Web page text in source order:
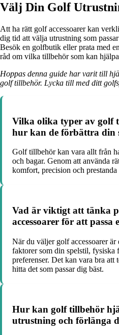
Välj Din Golf
Att ha rätt golf accessoarer kan
dig tid att välja utrustning som
Besök en golfbutik eller prata med
råd om vilka tillbehör som kan
Hoppas denna guide har varit till
golf tillbehör. Lycka till med ditt
Vilka olika typer av golf
hur kan de förbättra din
Golf tillbehör kan vara allt från
och bagar. Genom att använda
komfort, precision och prestanda
Vad är viktigt att tänka
accessoarer för att
När du väljer golf accessoarer
faktorer som din spelstil, fysiska
preferenser. Det kan vara bra
hitta det som passar dig bäst.
Hur kan golf tillbehör
utrustning och förlänga